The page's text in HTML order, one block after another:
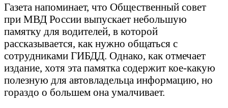
Газета напоминает, что Общественный совет
при МВД России выпускает небольшую
памятку для водителей, в которой
рассказывается, как нужно общаться с
сотрудниками ГИБДД. Однако, как отмечает
издание, хотя эта памятка содержит кое-какую
полезную для автовладельца информацию, но
гораздо о большем она умалчивает.